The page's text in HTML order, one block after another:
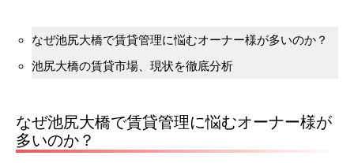
なぜ池尻大橋で賃貸管理に悩むオーナー様が多いのか？
池尻大橋の賃貸市場、現状を徹底分析
なぜ池尻大橋で賃貸管理に悩むオーナー様が
多いのか？